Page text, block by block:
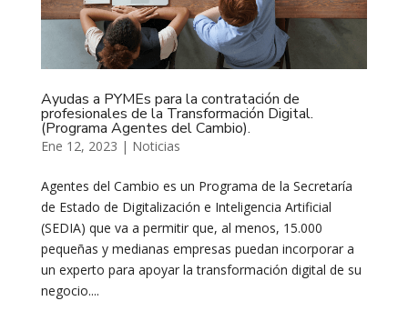
Ayudas a PYMEs para la contratación de
profesionales de la Transformación Digital.
(Programa Agentes del Cambio).
Ene 12, 2023 | Noticias
Agentes del Cambio es un Programa de la Secretaría
de Estado de Digitalización e Inteligencia Artificial
(SEDIA) que va a permitir que, al menos, 15.000
pequeñas y medianas empresas puedan incorporar a
un experto para apoyar la transformación digital de su
negocio....